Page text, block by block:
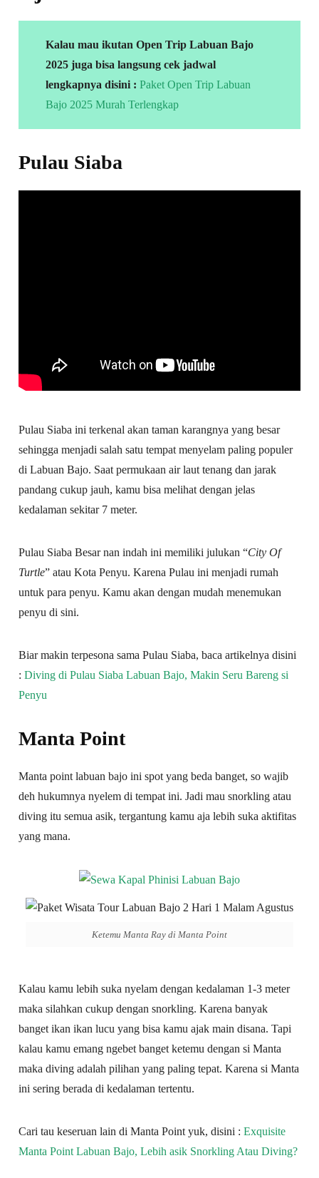
Kalau mau ikutan Open Trip Labuan Bajo
2025 juga bisa langsung cek jadwal
lengkapnya disini : Paket Open Trip Labuan
Bajo 2025 Murah Terlengkap
Pulau Siaba
Pulau Siaba ini terkenal akan taman karangnya yang besar
sehingga menjadi salah satu tempat menyelam paling populer
di Labuan Bajo. Saat permukaan air laut tenang dan jarak
pandang cukup jauh, kamu bisa melihat dengan jelas
kedalaman sekitar 7 meter.
Pulau Siaba Besar nan indah ini memiliki julukan “City Of
Turtle” atau Kota Penyu. Karena Pulau ini menjadi rumah
untuk para penyu. Kamu akan dengan mudah menemukan
penyu di sini.
Biar makin terpesona sama Pulau Siaba, baca artikelnya disini
:Diving di Pulau Siaba Labuan Bajo, Makin Seru Bareng si
Penyu
Manta Point
Manta point labuan bajo ini spot yang beda banget, so wajib
deh hukumnya nyelem di tempat ini. Jadi mau snorkling atau
diving itu semua asik, tergantung kamu aja lebih suka aktifitas
yang mana.
Ketemu Manta Ray di Manta Point
Kalau kamu lebih suka nyelam dengan kedalaman 1-3 meter
maka silahkan cukup dengan snorkling. Karena banyak
banget ikan ikan lucu yang bisa kamu ajak main disana. Tapi
kalau kamu emang ngebet banget ketemu dengan si Manta
maka diving adalah pilihan yang paling tepat. Karena si Manta
ini sering berada di kedalaman tertentu.
Cari tau keseruan lain di Manta Point yuk, disini :Exquisite
Manta Point Labuan Bajo, Lebih asik Snorkling Atau Diving?